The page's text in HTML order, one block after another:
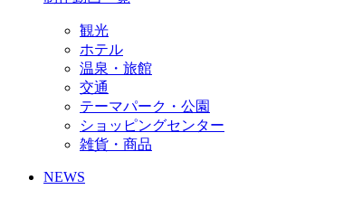
観光
ホテル
温泉・旅館
交通
テーマパーク・公園
ショッピングセンター
雑貨・商品
NEWS